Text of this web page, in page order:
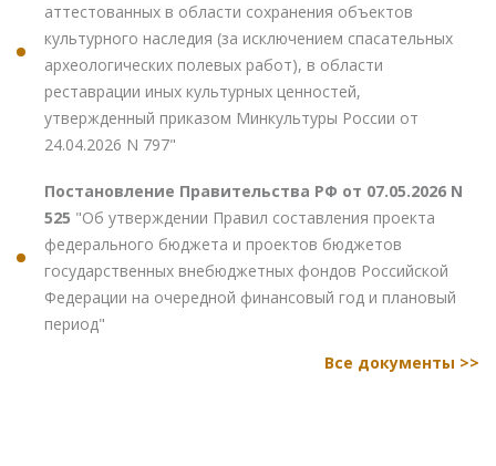
аттестованных в области сохранения объектов
культурного наследия (за исключением спасательных
археологических полевых работ), в области
реставрации иных культурных ценностей,
утвержденный приказом Минкультуры России от
24.04.2026 N 797"
Постановление Правительства РФ от 07.05.2026 N
525 "Об утверждении Правил составления проекта
федерального бюджета и проектов бюджетов
государственных внебюджетных фондов Российской
Федерации на очередной финансовый год и плановый
период"
Все документы >>